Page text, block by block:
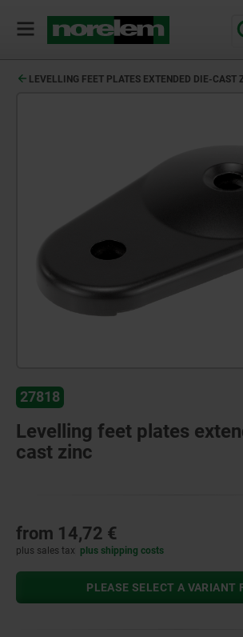
LEVELLING FEET PLATES EXTENDED DIE-CAST
27818
Levelling feet plates
cast zinc
from 14,72 €
plus sales tax plus shipping costs
PLEASE SELECT A VARIANT